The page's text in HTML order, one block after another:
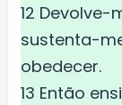
12
sustenta-
obedecer.
13 Então